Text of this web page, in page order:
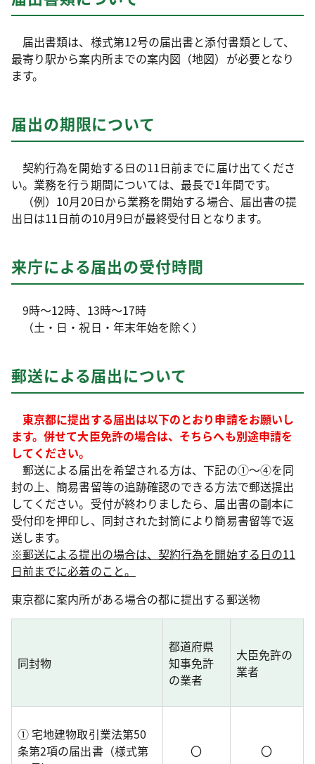
届出書類は、様式第12号の届出書と添付書類として、
最寄り駅から案内所までの案内図（地図）が必要となり
ます。
届出の期限について
契約行為を開始する日の11日前までに届け出てくださ
い。業務を行う期間については、最長で1年間です。
（例）10月20日から業務を開始する場合、届出書の提
出日は11日前の10月9日が最終受付日となります。
来庁による届出の受付時間
9時～12時、13時～17時
（土・日・祝日・年末年始を除く）
郵送による届出について
東京都に提出する届出は以下のとおり申請をお願いし
ます。併せて大臣免許の場合は、そちらへも別途申請を
してください。
郵送による届出を希望される方は、下記の①～④を同
封の上、簡易書留等の追跡確認のできる方法で郵送提出
してください。受付が終わりましたら、届出書の副本に
受付印を押印し、同封された封筒により簡易書留等で返
送します。
※郵送による提出の場合は、契約行為を開始する日の11
日前までに必着のこと。
東京都に案内所がある場合の都に提出する郵送物
同封物
都道府県
知事免許
の業者
大臣免許の
業者
① 宅地建物取引業法第50
条第2項の届出書（様式第
〇 〇